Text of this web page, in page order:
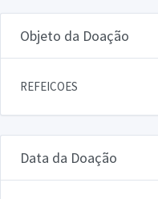
Objeto da Doação
REFEICOES
Data da Doação